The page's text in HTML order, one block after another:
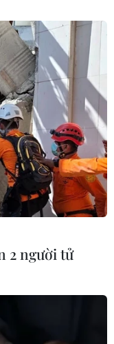
2 người tử